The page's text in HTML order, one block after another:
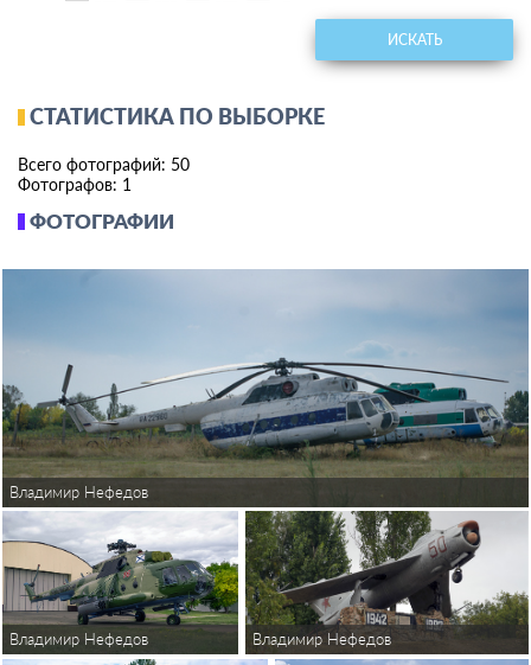
ЗАРЕГИСТРИРОВАТЬСЯ
ФОТОГРАФИИ
Владимир Нефедов
Владимир Нефедов Владимир Нефедов
ИСКАТЬ
СТАТИСТИКА ПО ВЫБОРКЕ
Всего фотографий: 50
Фотографов: 1